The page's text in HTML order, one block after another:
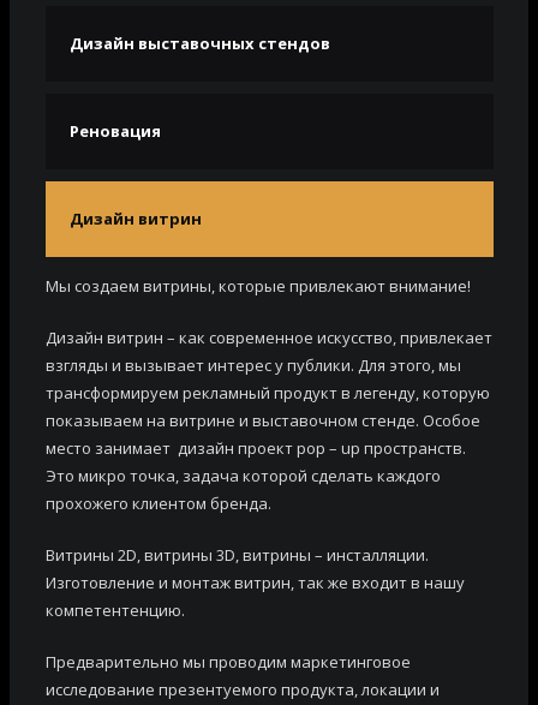
Дизайн выставочных стендов
Реновация
Дизайн витрин
Мы создаем витрины, которые привлекают внимание!
Дизайн витрин – как современное искусство, привлекает
взгляды и вызывает интерес у публики. Для этого, мы
трансформируем рекламный продукт в легенду, которую
показываем на витрине и выставочном стенде. Особое
место занимает дизайн проект pop – up пространств.
Это микро точка, задача которой сделать каждого
прохожего клиентом бренда.
Витрины 2D, витрины 3D, витрины – инсталляции.
Изготовление и монтаж витрин, так же входит в нашу
компетентенцию.
Предварительно мы проводим маркетинговое
исследование презентуемого продукта, локации и